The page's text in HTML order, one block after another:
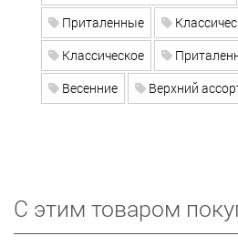
Приталенные
Классическое
Весенние
Верхний
С этим товаром